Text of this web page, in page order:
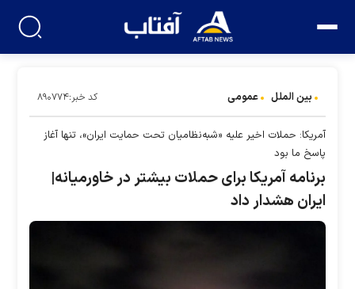
بین الملل عمومی کد خبر:۸۹۰۷۷۴
آمریکا: حملات اخیر علیه «شبه‌نظامیان تحت حمایت ایران»، تنها آغاز
پاسخ ما بود
برنامه آمریکا برای حملات بیشتر در خاورمیانه|
ایران هشدار داد